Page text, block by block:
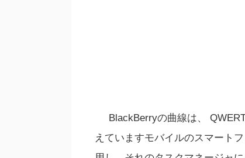
BlackBerryの曲線は、
えていますモバイルのスマート